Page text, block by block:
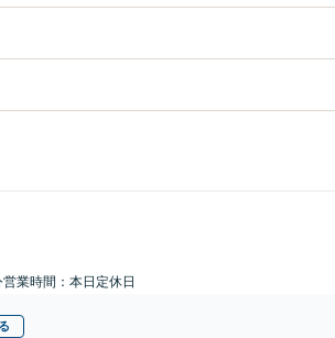
営業時間：本日定休日